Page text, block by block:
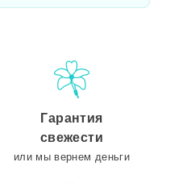
Гарантия
свежести
или мы вернем деньги